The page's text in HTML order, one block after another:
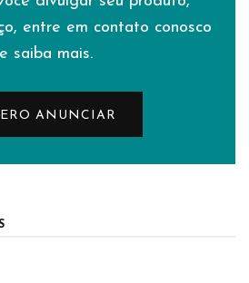
entre em contato conosco
e saiba mais.
ANUNCIAR